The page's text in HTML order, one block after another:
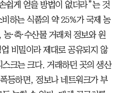
쉽게 얻을 방법이 없더라”는 것
하는 식품의 약 25%가 국제 농
⋅축⋅수산물 거래처 정보와 원
비밀이라 제대로 공유되지 않
크는 크다. 거래하던 곳의 생산
등하면, 정보나 네트워크가 부